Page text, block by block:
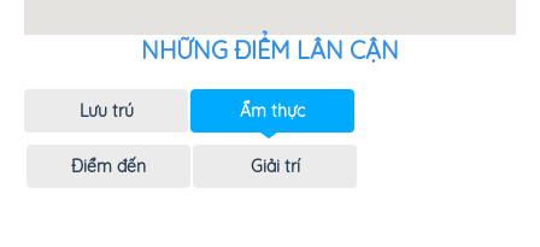
NHỮNG ĐIỂM LÂN CẬN
Lưu trú Ẩm thực
Điểm đến Giải trí